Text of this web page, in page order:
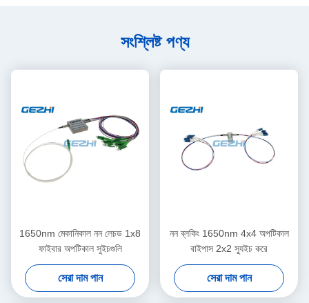
সংশ্লিষ্ট পণ্য
1650nm মেকানিকাল নন লেচড 1x8
ফাইবার অপটিকাল সুইচগুলি
সেরা দাম পান
নন ব্লকিং 1650nm 4x4 অপটিকাল
বাইপাস 2x2 স্যুইচ করে
সেরা দাম পান